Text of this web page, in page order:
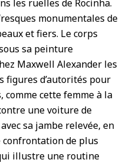
les ruelles de Rocinha.
monumentales de
et fiers. Le corps
sa peinture
Maxwell Alexander les
figures d’autorités pour
cette femme à la
une voiture de
sa jambe relevée, en
de plus
illustre une routine